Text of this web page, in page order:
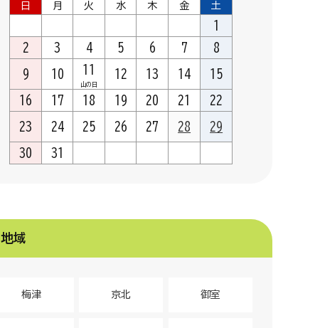
日
月 火 水 木 金 土
1
2
3 4 5 6 7 8
9 10 11
山の日
12 13 14 15
16 17 18 19 20 21 22
23 24 25 26 27 28 29
30 31
地域
梅津 京北 御室